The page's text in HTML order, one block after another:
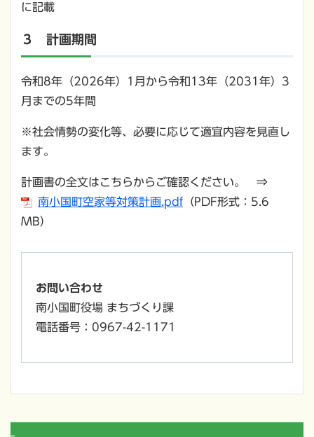
に記載
３ 計画期間
令和8年（2026年）1月から令和13年（2031年）3
月までの5年間
※社会情勢の変化等、必要に応じて適宜内容を見直し
ます。
計画書の全文はこちらからご確認ください。 ⇒
南小国町空家等対策計画.pdf （PDF形式：5.6
MB）
お問い合わせ
南小国町役場 まちづくり課
電話番号：0967-42-1171